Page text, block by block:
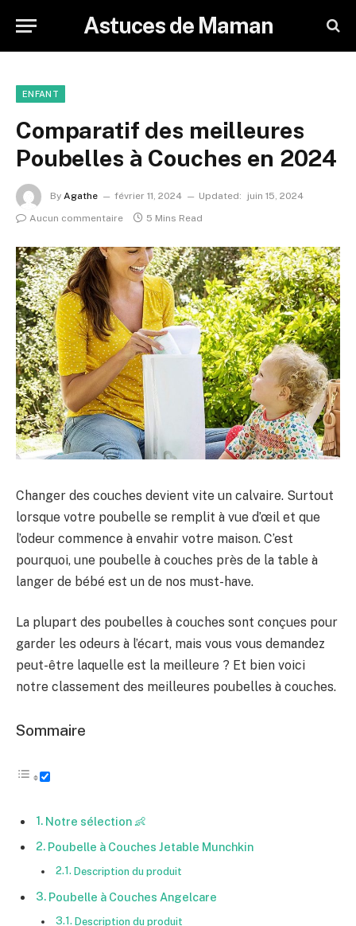
Astuces de Maman
ENFANT
Comparatif des meilleures
Poubelles à Couches en 2024
By Agathe février 11, 2024 Updated:
juin 15, 2024
Aucun commentaire
5 Mins Read
Changer des couches devient vite un calvaire. Surtout
lorsque votre poubelle se remplit à vue d’œil et que
l’odeur commence à envahir votre maison. C’est
pourquoi, une poubelle à couches près de la table à
langer de bébé est un de nos must-have.
La plupart des poubelles à couches sont conçues pour
garder les odeurs à l’écart, mais vous vous demandez
peut-être laquelle est la meilleure ? Et bien voici
notre classement des meilleures poubelles à couches.
Sommaire
Notre sélection 👶
Poubelle à Couches Jetable Munchkin
Description du produit
Poubelle à Couches Angelcare
Description du produit